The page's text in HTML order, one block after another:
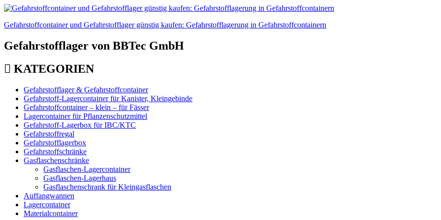
Gefahrstoffcontainer und Gefahrstofflager günstig kaufen: Gefahrstofflagerung in Gefahrstoffcontainern
Gefahrstofflager von BBTec GmbH
KATEGORIEN
Gefahrstofflager & Gefahrstoffcontainer
Gefahrstoff-Lagercontainer für Kanister, Kleingebinde
Gefahrstoffcontainer – klein – für Fässer
Lagercontainer für Pflanzenschutzmittel
Gefahrstoff-Lagerbox für IBC/KTC
Gefahrstoffregal
Gefahrstofflagerbox
Gefahrstoffschränke
Gasflaschenschränke
Gasflaschen-Lagercontainer
Gasflaschen-Lagerhaus
Gasflaschenschrank für Kleingasflaschen
Auffangwannen
Lagercontainer
Materialcontainer